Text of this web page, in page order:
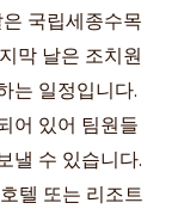
국립세종수목
막 날은 조치원
는 일정입니다.
어 있어 팀원들
낼 수 있습니다.
텔 또는 리조트